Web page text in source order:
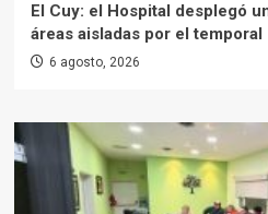
El Cuy: el Hospital desplegó
áreas aisladas por el temporal
6 agosto, 2026